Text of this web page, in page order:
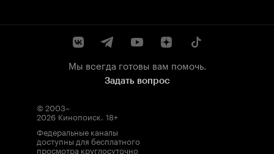
Мы всегда готовы вам помочь.
Задать вопрос
© 2003–
2026 Кинопоиск. 18+
Федеральные каналы
доступны для бесплатного
просмотра круглосуточно